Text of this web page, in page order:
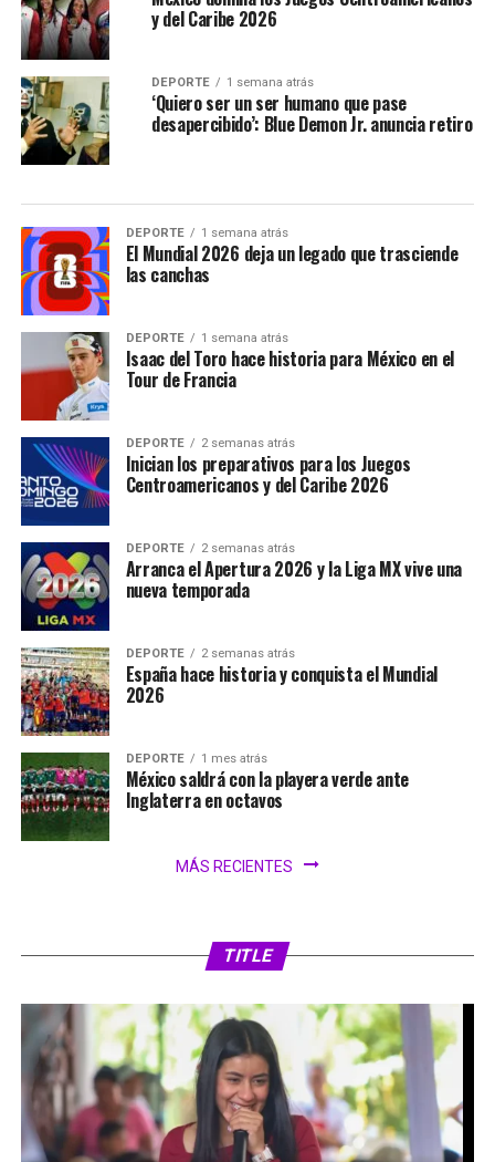
y del Caribe 2026
DEPORTE 1 semana atrás
‘Quiero ser un ser humano que pase
desapercibido’: Blue Demon Jr. anuncia retiro
DEPORTE 1 semana atrás
El Mundial 2026 deja un legado que trasciende
las canchas
DEPORTE 1 semana atrás
Isaac del Toro hace historia para México en el
Tour de Francia
DEPORTE 2 semanas atrás
Inician los preparativos para los Juegos
Centroamericanos y del Caribe 2026
DEPORTE 2 semanas atrás
Arranca el Apertura 2026 y la Liga MX vive una
nueva temporada
DEPORTE 2 semanas atrás
España hace historia y conquista el Mundial
2026
DEPORTE 1 mes atrás
México saldrá con la playera verde ante
Inglaterra en octavos
MÁS RECIENTES
TITLE
FIFA analiza ampliar el Mundial 2030 a 64
selecciones